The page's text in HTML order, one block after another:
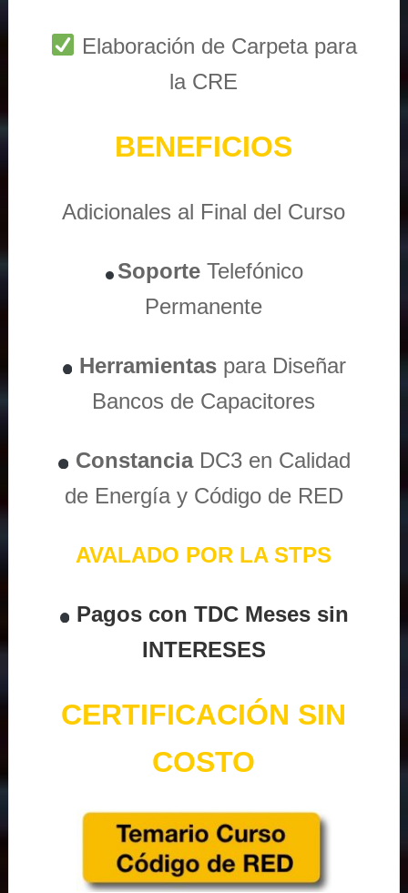
Elaboración de Carpeta para
la CRE
BENEFICIOS
Adicionales al Final del Curso
Soporte Telefónico
Permanente
Herramientas para Diseñar
Bancos de Capacitores
ConstanciaDC3 en Calidad
de Energía y Código de RED
AVALADO POR LA STPS
Pagos con TDC Meses sin
INTERESES
CERTIFICACIÓN SIN
COSTO